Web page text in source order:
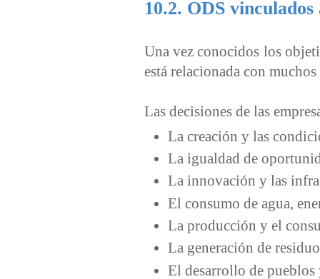
10.2. ODS
Una vez conocidos los
está relacionada con
Las decisiones de las
La creación y las
La igualdad de
La innovación y las
El consumo de agua,
La producción y el
La generación de
El desarrollo de